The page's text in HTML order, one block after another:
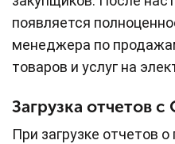
появляется
менеджера по
товаров и услуг на
Загрузка отчетов с
При загрузке отчетов